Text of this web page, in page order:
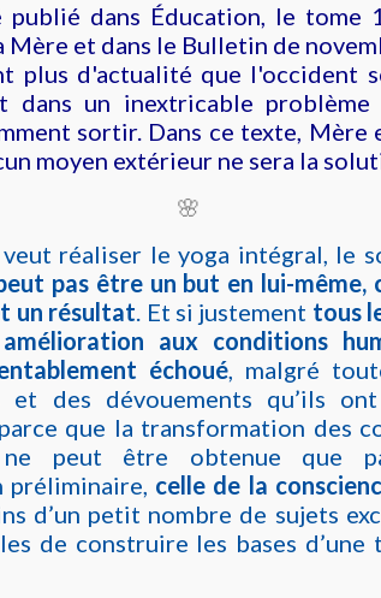
publié dans Éducation, le tome
Mère et dans le Bulletin de
plus d'actualité que l'occident
dans un inextricable
sortir. Dans ce texte, Mère
moyen extérieur ne sera la
🌸
réaliser le yoga intégral, le
pas être un but en lui-même,
un résultat. Et si justement tous
aux conditions
échoué, malgré
et des dévouements qu’ils
parce que la transformation des
ne peut être obtenue que
préliminaire, celle de la
d’un petit nombre de sujets
de construire les bases d’une